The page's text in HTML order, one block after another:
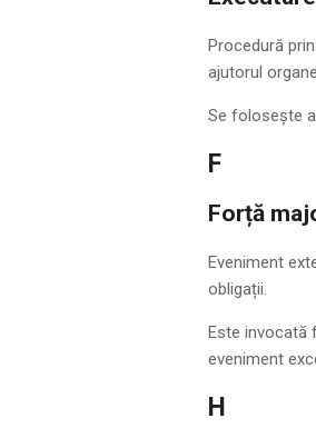
Procedură
ajutorul
Se folosește
F
Forță
Eveniment
obligații.
Este invocată
eveniment
H